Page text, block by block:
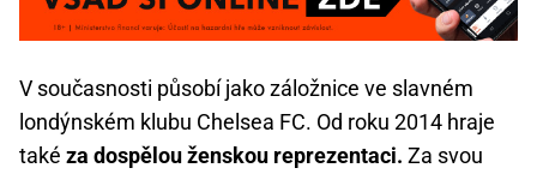
V současnosti působí jako záložnice ve slavném
londýnském klubu Chelsea FC. Od roku 2014 hraje
také za dospělou ženskou reprezentaci. Za svou